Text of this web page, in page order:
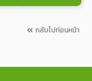
กลับไปก่อนหน้า